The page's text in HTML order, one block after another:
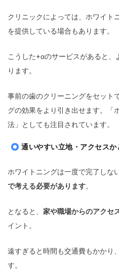
クリニックによっては、ホワイト
を提供している場合もあります。
こうした+αのサービスがあると
ります。
事前の歯のクリーニングをセット
グの効果をより引き出せます。「
法」としても注目されています。
通いやすい立地・アクセスか
ホワイトニングは一度で完了しな
で考える必要があります。
となると、 家や職場からのアクセ
イント。
遠すぎると時間も交通費もかかり
す。